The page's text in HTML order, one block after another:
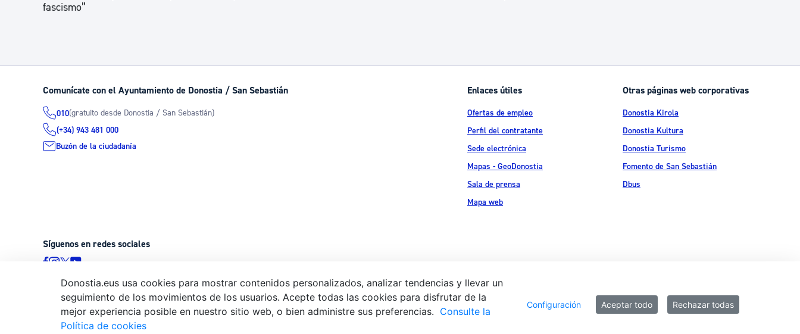
fascismo”
Comunícate con el Ayuntamiento de Donostia / San Sebastián
010(gratuito desde Donostia / San Sebastián)
(+34) 943 481 000
Buzón de la ciudadanía
Enlaces útiles
Ofertas de empleo
Perfil del contratante
Sede electrónica
Mapas - GeoDonostia
Sala de prensa
Mapa web
Otras páginas web corporativas
Donostia Kirola
Donostia Kultura
Donostia Turismo
Fomento de San Sebastián
Dbus
Síguenos en redes sociales
© Donostiako Udala - Ayuntamiento de Donostia / San Sebastián Ijentea 1,
20003 Donostia / San Sebastián
Aviso legal Política de privacidad Política de cookies Declaración de accesibilidad
Donostia.eus usa cookies para mostrar contenidos personalizados, analizar tendencias y llevar un
seguimiento de los movimientos de los usuarios. Acepte todas las cookies para disfrutar de la
mejor experiencia posible en nuestro sitio web, o bien administre sus preferencias. Consulte la
Política de cookies
Configuración Aceptar todo Rechazar todas